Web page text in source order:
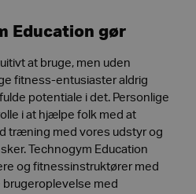
Education gør
at bruge, men uden
fitness-entusiaster aldrig
potentiale i det. Personlige
i at hjælpe folk med at
træning med vores udstyr og
Technogym Education
og fitnessinstruktører med
med